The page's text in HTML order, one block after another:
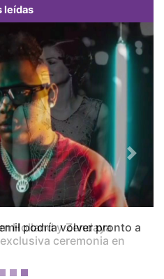
leídas
Holland y Zendaya
ceremonia en
Next